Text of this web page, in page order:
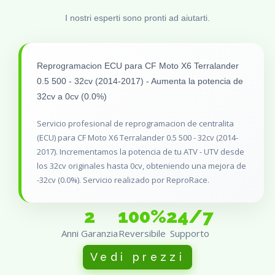
I nostri esperti sono pronti ad aiutarti.
Reprogramacion ECU para CF Moto X6 Terralander
0.5 500 - 32cv (2014-2017) - Aumenta la potencia de
32cv a 0cv (0.0%)
Servicio profesional de reprogramacion de centralita
(ECU) para CF Moto X6 Terralander 0.5 500 - 32cv (2014-
2017). Incrementamos la potencia de tu ATV - UTV desde
los 32cv originales hasta 0cv, obteniendo una mejora de
-32cv (0.0%). Servicio realizado por ReproRace.
2
Anni Garanzia
100%
Reversibile
24/7
Supporto
Vedi prezzi